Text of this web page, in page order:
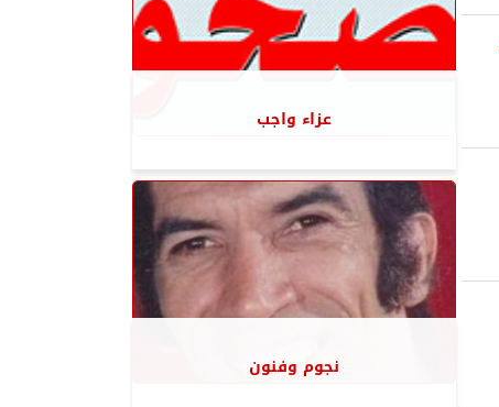
عزاء واجب
نجوم وفنون